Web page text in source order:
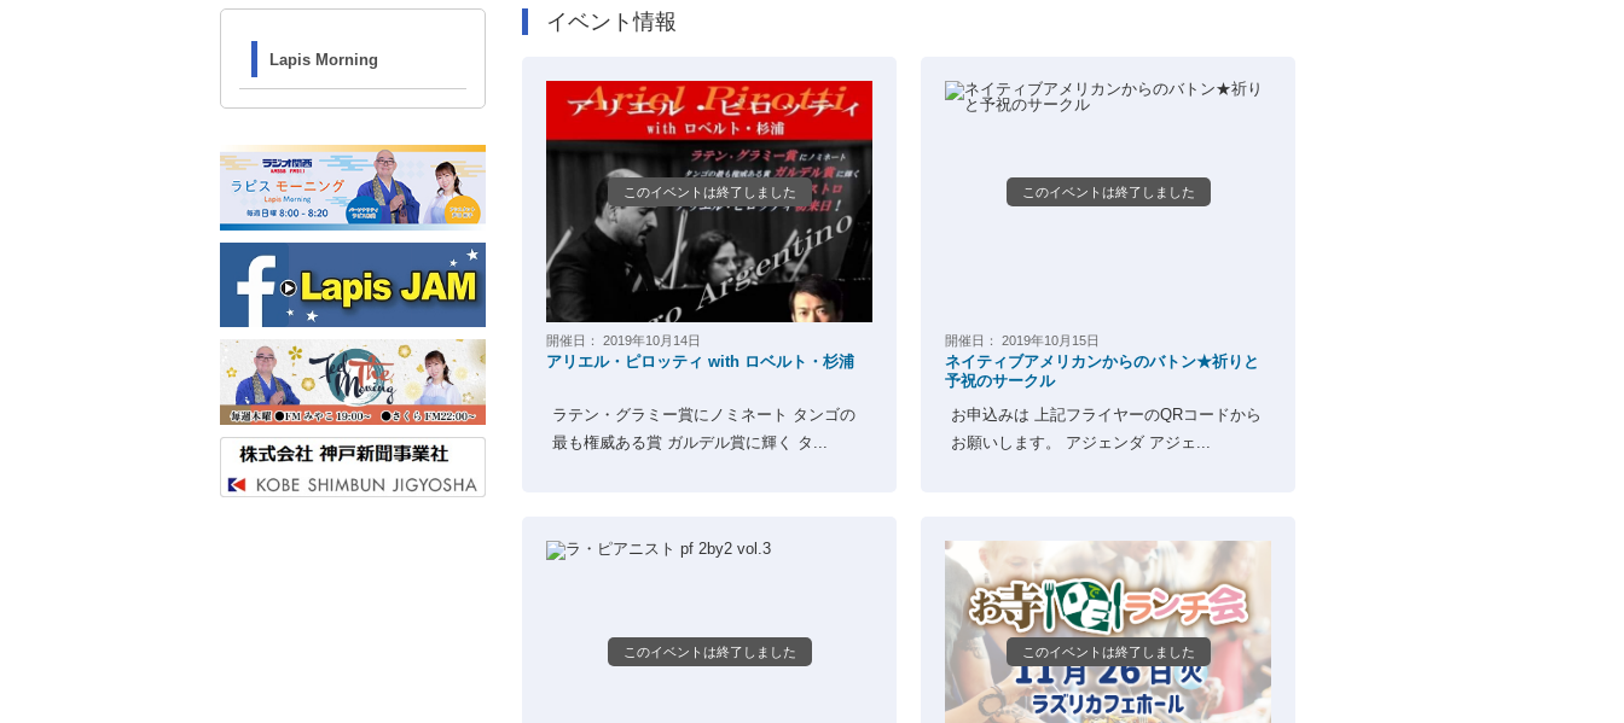
Lapis Morning
イベント情報
開催日： 2019年10月14日
アリエル・ピロッティ with ロベルト・杉浦
ラテン・グラミー賞にノミネート タンゴの
最も権威ある賞 ガルデル賞に輝く タ...
このイベントは終了しました
開催日： 2019年10月15日
ネイティブアメリカンからのバトン★祈りと
予祝のサークル
お申込みは 上記フライヤーのQRコードから
お願いします。 アジェンダ アジェ...
このイベントは終了しました
このイベントは終了しました このイベントは終了しました